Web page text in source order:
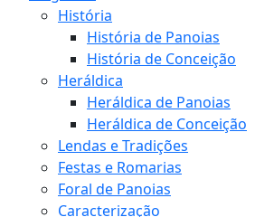
História
História de Panoias
História de Conceição
Heráldica
Heráldica de Panoias
Heráldica de Conceição
Lendas e Tradições
Festas e Romarias
Foral de Panoias
Caracterização